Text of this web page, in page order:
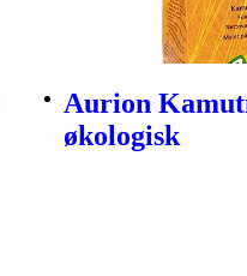
Aurion
økologisk